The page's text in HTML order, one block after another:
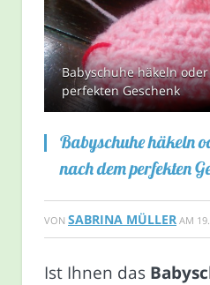
Babyschuhe häkeln
perfekten Geschenk
Babyschuhe häkeln
nach dem perfekten
VON SABRINA MÜLLER AM
Ist Ihnen das